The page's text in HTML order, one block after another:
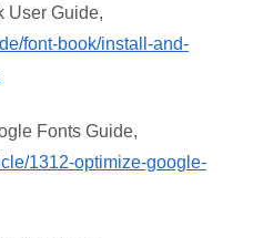
User Guide,
font-book/install-and-
Fonts Guide,
1312-optimize-google-